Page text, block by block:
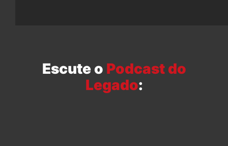
Escute o Podcast do
Legado: